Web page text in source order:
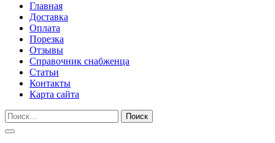
Главная
Доставка
Оплата
Порезка
Отзывы
Справочник снабженца
Статьи
Контакты
Карта сайта